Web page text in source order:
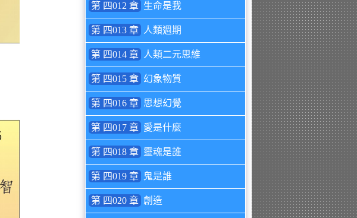
第 四012 章 生命是我
第 四013 章 人類週期
第 四014 章 人類二元思維
第 四015 章 幻象物質
第 四016 章 思想幻覺
第 四017 章 愛是什麼
第 四018 章 靈魂是誰
第 四019 章 鬼是誰
第 四020 章 創造